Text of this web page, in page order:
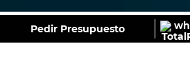
GALERÍA
Pedir Presupuesto